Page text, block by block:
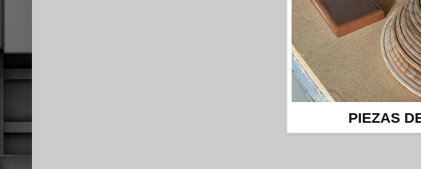
PIEZAS